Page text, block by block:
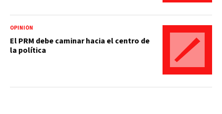
OPINIÓN
El PRM debe caminar hacia el centro de
la política